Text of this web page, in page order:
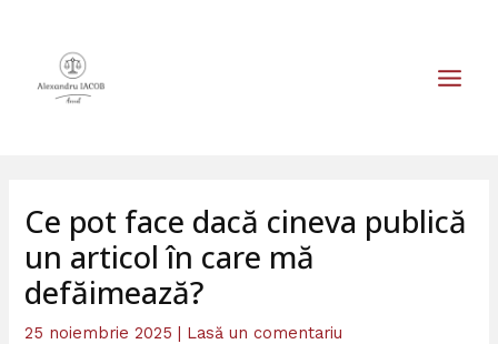
content
Ce pot face dacă cineva publică
un articol în care mă
defăimează?
25 noiembrie 2025| Lasă un comentariu